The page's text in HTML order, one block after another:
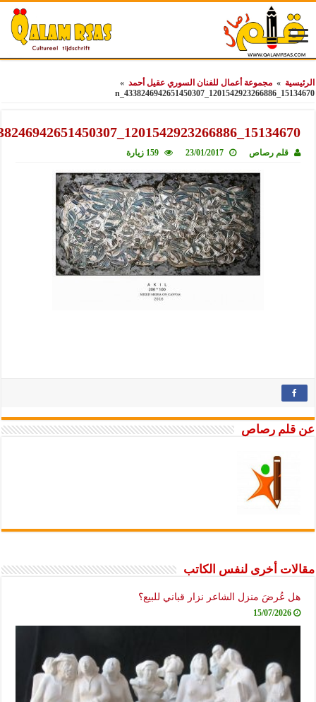
» مجموعة أعمال للفنان السوري عقيل أحمد »
رصاص 23/01/2017 159 زيارة
رصاص
أخرى لنفس الكاتب
منزل الشاعر نزار قباني للبيع؟
15/07/